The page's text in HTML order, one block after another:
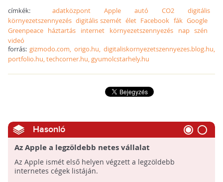
címkék: adatközpont Apple autó CO2
digitális
környezetszennyezés digitális szemét élet Facebook fák Google
Greenpeace háztartás internet környezetszennyezés nap szén
videó
forrás:gizmodo.com, origo.hu, digitaliskornyezetszennyezes.blog.hu,
portfolio.hu, techcorner.hu, gyumolcstarhely.hu
Hasonló
Az Apple a legzöldebb netes vállalat
Az Apple ismét első helyen végzett a legzöldebb
internetes cégek listáján.